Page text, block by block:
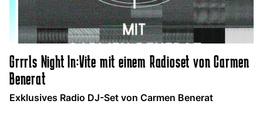
Grrrls Night In:Vite mit einem Radioset von Carmen
Benerat
Exklusives Radio DJ-Set von Carmen Benerat